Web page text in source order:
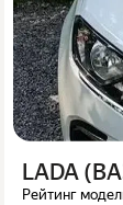
LADA
Рейтинг